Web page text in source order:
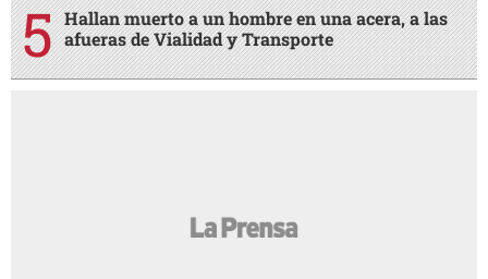
Hallan muerto a un hombre en una acera, a las
afueras de Vialidad y Transporte